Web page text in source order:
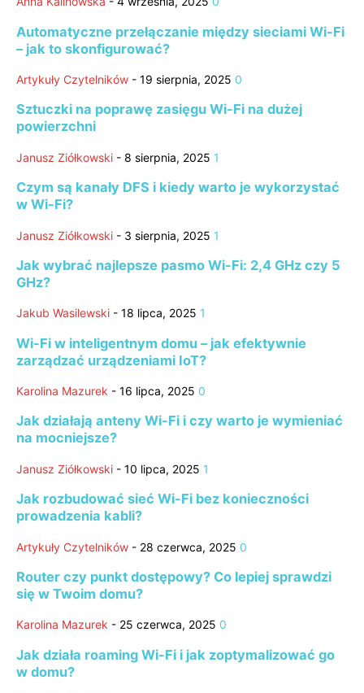
Automatyczne przełączanie między sieciami Wi-Fi
– jak to skonfigurować?
Artykuły Czytelników - 19 sierpnia, 2025 0
Sztuczki na poprawę zasięgu Wi-Fi na dużej
powierzchni
Janusz Ziółkowski - 8 sierpnia, 2025 1
Czym są kanały DFS i kiedy warto je wykorzystać
w Wi-Fi?
Janusz Ziółkowski - 3 sierpnia, 2025 1
Jak wybrać najlepsze pasmo Wi-Fi: 2,4 GHz czy 5
GHz?
Jakub Wasilewski - 18 lipca, 2025 1
Wi-Fi w inteligentnym domu – jak efektywnie
zarządzać urządzeniami IoT?
Karolina Mazurek - 16 lipca, 2025 0
Jak działają anteny Wi-Fi i czy warto je wymieniać
na mocniejsze?
Janusz Ziółkowski - 10 lipca, 2025 1
Jak rozbudować sieć Wi-Fi bez konieczności
prowadzenia kabli?
Artykuły Czytelników - 28 czerwca, 2025 0
Router czy punkt dostępowy? Co lepiej sprawdzi
się w Twoim domu?
Karolina Mazurek - 25 czerwca, 2025 0
Jak działa roaming Wi-Fi i jak zoptymalizować go
w domu?